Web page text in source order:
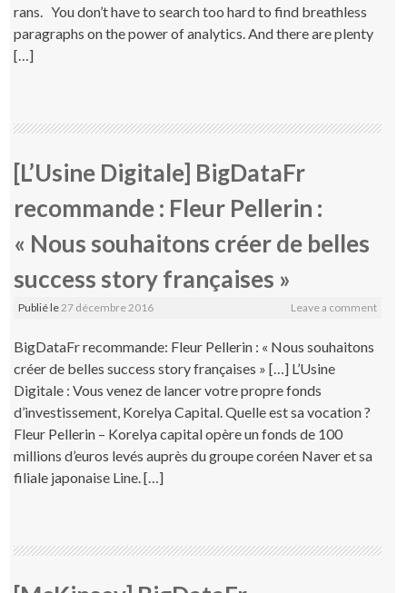
rans. You don’t have to search too hard to find breathless
paragraphs on the power of analytics. And there are plenty
[…]
[L’Usine Digitale] BigDataFr
recommande : Fleur Pellerin :
« Nous souhaitons créer de belles
success story françaises »
Publié le 27 décembre 2016 Leave a comment
BigDataFr recommande: Fleur Pellerin : « Nous souhaitons
créer de belles success story françaises » […] L’Usine
Digitale : Vous venez de lancer votre propre fonds
d’investissement, Korelya Capital. Quelle est sa vocation ?
Fleur Pellerin – Korelya capital opère un fonds de 100
millions d’euros levés auprès du groupe coréen Naver et sa
filiale japonaise Line. […]